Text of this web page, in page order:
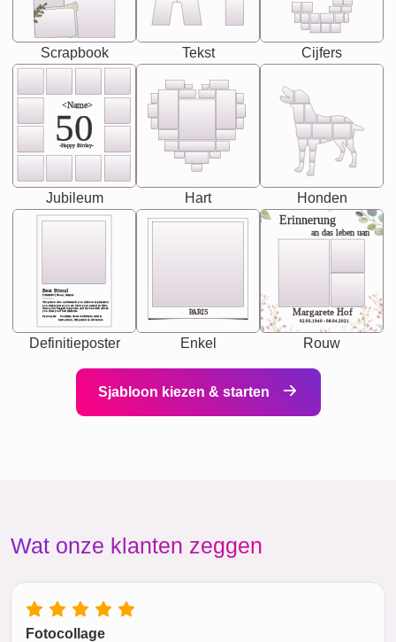
Scrapbook Tekst Cijfers
<Name>
50
-Happy Birday-
Jubileum Hart Honden
Best Friend
[<NAME>] Noun, feminie
Synonyms: Soulmate, closet confidante, sister at
heart person, life partner in adventure.
The person who understands you without explanation
you accepts just as you are. She's your partner in life's,
chaos your biggest supporter, and the one with whom
you share your best memories.
Definitieposter
PARIS
Enkel
Erinnerung
an das leben uan
Margarete Hof
02.05.1940 - 08.04.2021
Rouw
Sjabloon kiezen & starten
Wat onze klanten zeggen
Fotocollage